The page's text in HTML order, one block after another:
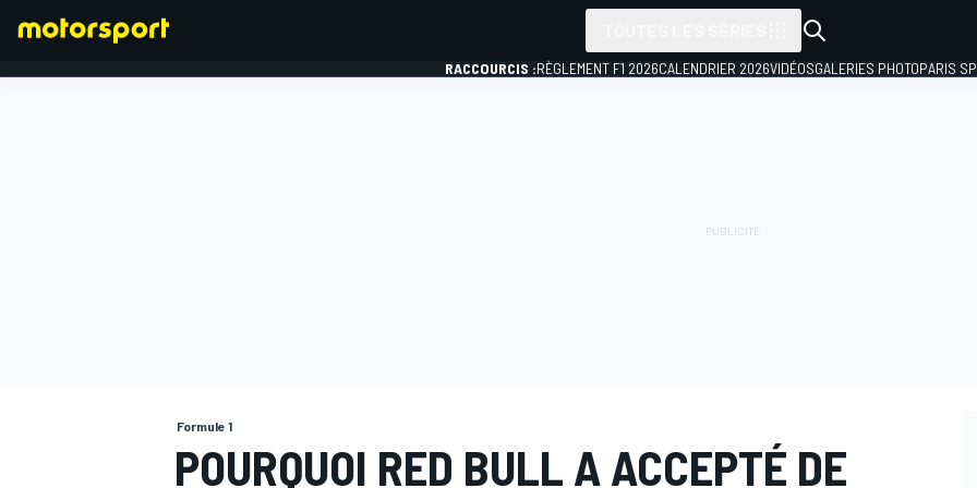
RACCOURCIS :RÈGLEMENT F1 2026CALENDRIER 2026VIDÉOSGALERIES PHOTOPARIS
Formule 1
POURQUOI RED BULL A ACCEPTÉ DE